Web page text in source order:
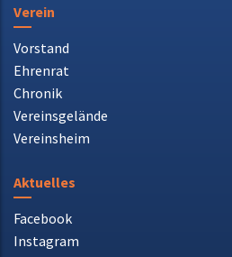
Verein
Vorstand
Ehrenrat
Chronik
Vereinsgelände
Vereinsheim
Aktuelles
Facebook
Instagram